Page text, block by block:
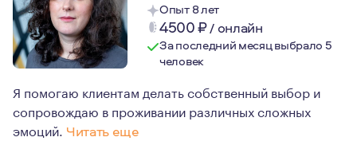
Опыт 8 лет
4500₽/ онлайн
За последний месяц выбрало 5
человек
Я помогаю клиентам делать собственный выбор и
сопровождаю в проживании различных сложных
эмоций. Читать еще